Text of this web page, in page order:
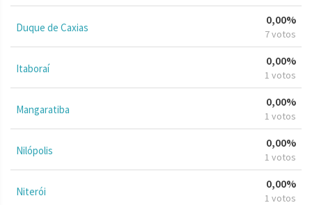
Duque de Caxias
0,00%
7 votos
Itaboraí
0,00%
1 votos
Mangaratiba
0,00%
1 votos
Nilópolis
0,00%
1 votos
Niterói
0,00%
1 votos